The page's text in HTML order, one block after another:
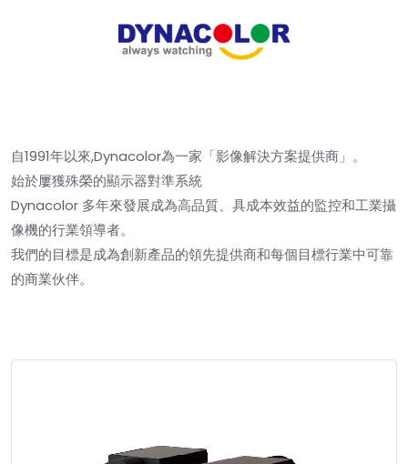
自1991年以來,Dynacolor為一家「影像解決方案提供商」。
始於屢獲殊榮的顯示器對準系統
Dynacolor 多年來發展成為高品質、具成本效益的監控和工業攝
像機的行業領導者。
我們的目標是成為創新產品的領先提供商和每個目標行業中可靠
的商業伙伴。